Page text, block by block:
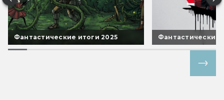
Фантастические итоги 2025 Фантастические